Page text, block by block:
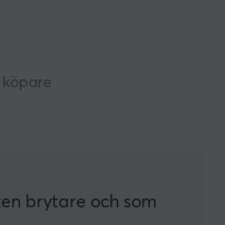
brytare och som